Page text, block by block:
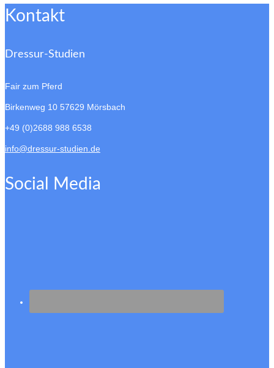
Kontakt
Dressur-Studien
Fair zum Pferd
Birkenweg 10 57629 Mörsbach
+49 (0)2688 988 6538
info@dressur-studien.de
Social Media